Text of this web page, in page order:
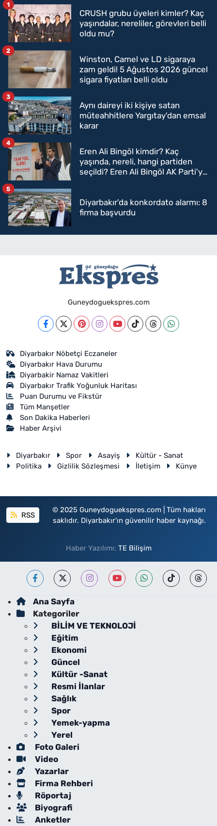
CRUSH grubu üyeleri kimler? Kaç
yaşındalar, nereliler, görevleri belli
oldu mu?
1
Winston, Camel ve LD sigaraya
zam geldi! 5 Ağustos 2026 güncel
sigara fiyatları belli oldu
2
Aynı daireyi iki kişiye satan
müteahhitlere Yargıtay'dan emsal
karar
3
Eren Ali Bingöl kimdir? Kaç
yaşında, nereli, hangi partiden
seçildi? Eren Ali Bingöl AK Parti'ye
4
Diyarbakır'da konkordato alarmı: 8
firma başvurdu
5
Guneydoguekspres.com
Diyarbakır Nöbetçi Eczaneler
Diyarbakır Hava Durumu
Diyarbakir Namaz Vakitleri
Diyarbakır Trafik Yoğunluk Haritası
Puan Durumu ve Fikstür
Tüm Manşetler
Son Dakika Haberleri
Haber Arşivi
Diyarbakır Spor Asayiş
Kültür - Sanat
Politika
Gizlilik Sözleşmesi İletişim Künye
RSS
© 2025 Guneydoguekspres.com | Tüm hakları
saklıdır. Diyarbakır'ın güvenilir haber kaynağı.
Haber Yazılımı: TE Bilişim
Ana Sayfa
Kategoriler
BİLİM VE TEKNOLOJİ
Eğitim
Ekonomi
Güncel
Kültür -Sanat
Resmi İlanlar
Sağlık
Spor
Yemek-yapma
Yerel
Foto Galeri
Video
Yazarlar
Firma Rehberi
Röportaj
Biyografi
Anketler